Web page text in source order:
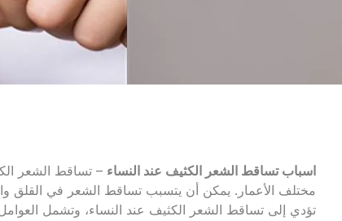
اسباب تساقط الشعر الكثيف عند النساء – تساقط الشعر
مختلف الأعمار. يمكن أن يتسبب تساقط الشعر في القلق
تؤدي إلى تساقط الشعر الكثيف عند النساء، وتشمل العوامل